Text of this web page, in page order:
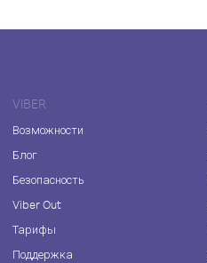
VIBER
Возможности
Блог
Безопасность
Viber Out
Тарифы
Поддержка